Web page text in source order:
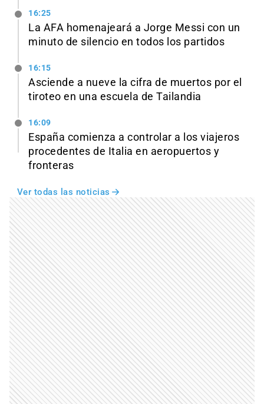
16:25
La AFA homenajeará a Jorge Messi con un
minuto de silencio en todos los partidos
16:15
Asciende a nueve la cifra de muertos por el
tiroteo en una escuela de Tailandia
16:09
España comienza a controlar a los viajeros
procedentes de Italia en aeropuertos y
fronteras
Ver todas las noticias